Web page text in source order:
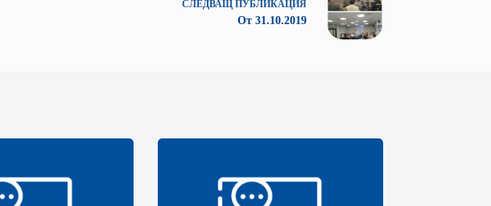
СЛЕДВАЩ ПУБЛИКАЦИЯ
От 31.10.2019